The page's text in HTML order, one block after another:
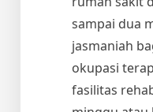
sampai dua
jasmaniah
okupasi
fasilitas